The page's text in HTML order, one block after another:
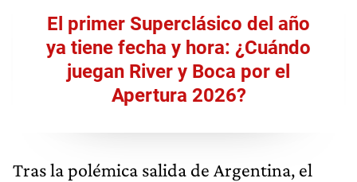
El primer Superclásico del año
ya tiene fecha y hora: ¿Cuándo
juegan River y Boca por el
Apertura 2026?
Tras la polémica salida de Argentina, el